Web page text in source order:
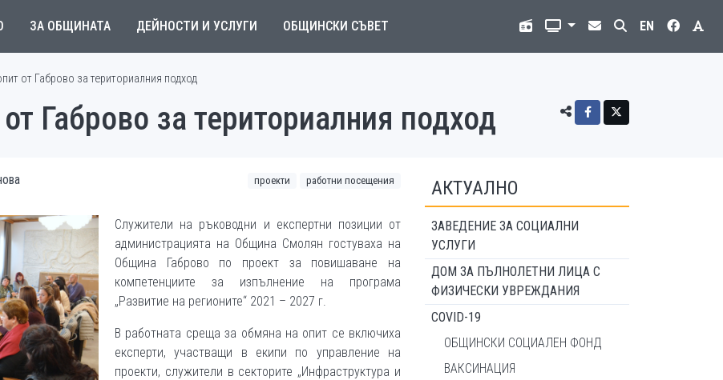
ЗА ОБЩИНАТА ДЕЙНОСТИ И УСЛУГИ ОБЩИНСКИ СЪВЕТ EN
от Габрово за териториалния подход
Габрово за териториалния подход
проекти работни посещения
Служители на ръководни и експертни позиции от
администрацията на Община Смолян гостуваха на
Община Габрово по проект за повишаване на
компетенциите за изпълнение на програма
„Развитие на регионите“ 2021 – 2027 г.
В работната среща за обмяна на опит се включиха
експерти, участващи в екипи по управление на
проекти, служители в секторите „Инфраструктура и
АКТУАЛНО
ЗАВЕДЕНИЕ ЗА СОЦИАЛНИ
УСЛУГИ
ДОМ ЗА ПЪЛНОЛЕТНИ ЛИЦА С
ФИЗИЧЕСКИ УВРЕЖДАНИЯ
COVID-19
ОБЩИНСКИ СОЦИАЛЕН ФОНД
ВАКСИНАЦИЯ